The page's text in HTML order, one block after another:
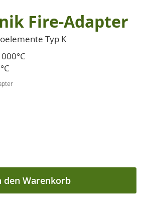
Fire-Adapter
Typ K
den Warenkorb